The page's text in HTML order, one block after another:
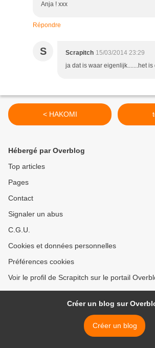
Anja ! xxx
Répondre
S Scrapitch 15/03/2014 23:29
ja dat is waar eigenlijk.......het
< HAKOMI
Hébergé par Overblog
Top articles
Pages
Contact
Signaler un abus
C.G.U.
Cookies et données personnelles
Préférences cookies
Voir le profil de Scrapitch sur le portail
Créer un blog sur
Créer un blog